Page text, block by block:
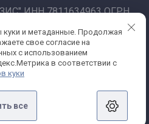
ИНН 7811634963 ОГРН
фз. Санкт-Петербург
куки и метаданные. Продолжая
свое согласие на
с использованием
в соответствии с
куки
все